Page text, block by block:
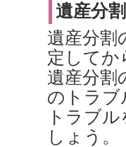
遺産分
遺産分割
定してか
遺産分割
のトラブ
トラブ
しょう。